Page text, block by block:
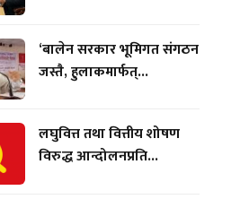
‘बालेन सरकार भूमिगत संगठन
जस्तै, हुलाकमार्फत्...
लघुवित्त तथा वित्तीय शोषण
विरुद्ध आन्दोलनप्रति...